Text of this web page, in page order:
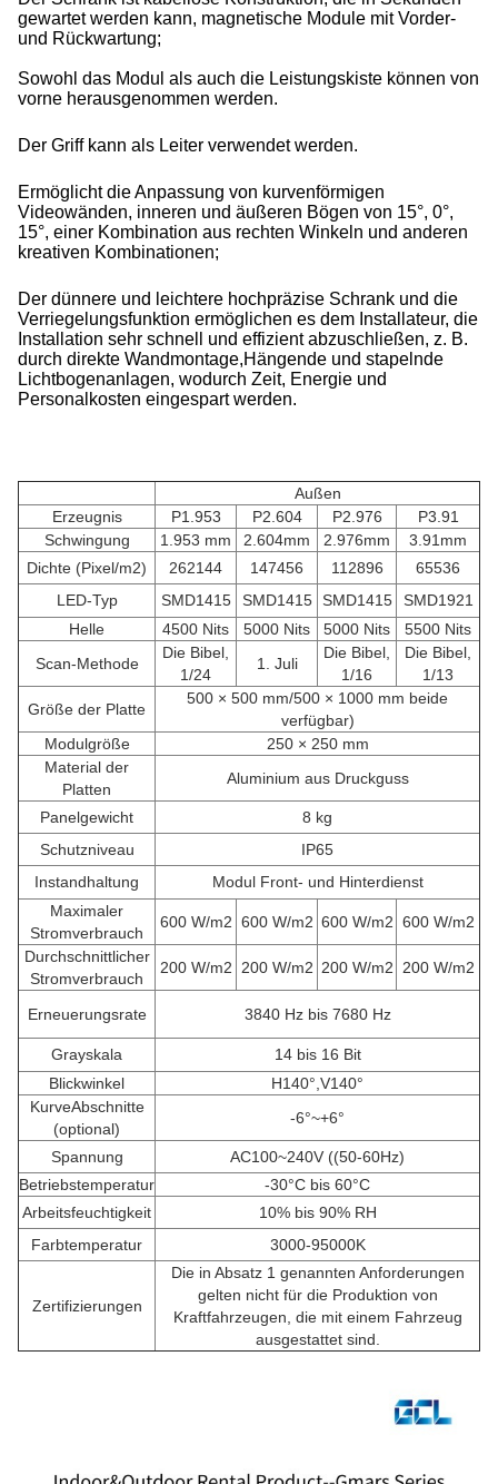
gewartet werden kann, magnetische Module mit Vorder-
und Rückwartung;
Sowohl das Modul als auch die Leistungskiste können von
vorne herausgenommen werden.
Der Griff kann als Leiter verwendet werden.
Ermöglicht die Anpassung von kurvenförmigen
Videowänden, inneren und äußeren Bögen von 15°, 0°,
15°, einer Kombination aus rechten Winkeln und anderen
kreativen Kombinationen;
Der dünnere und leichtere hochpräzise Schrank und die
Verriegelungsfunktion ermöglichen es dem Installateur, die
Installation sehr schnell und effizient abzuschließen, z. B.
durch direkte Wandmontage,Hängende und stapelnde
Lichtbogenanlagen, wodurch Zeit, Energie und
Personalkosten eingespart werden.
Außen
Erzeugnis
P1.953 P2.604 P2.976
P3.91
Schwingung
1.953 mm 2.604mm 2.976mm
3.91mm
Dichte (Pixel/m2)
262144 147456 112896
65536
LED-Typ
SMD1415 SMD1415 SMD1415
SMD1921
Helle
4500 Nits 5000 Nits 5000 Nits
5500 Nits
Scan-Methode
Die Bibel,
1/24
1. Juli
Die Bibel,
1/16
Die Bibel,
1/13
Größe der Platte
500 × 500 mm/500 × 1000 mm beide
verfügbar)
Modulgröße
250 × 250 mm
Material der
Platten
Aluminium aus Druckguss
Panelgewicht
8 kg
Schutzniveau
IP65
Instandhaltung
Modul Front- und Hinterdienst
Maximaler
Stromverbrauch
600 W/m2 600 W/m2 600 W/m2 600 W/m2
Durchschnittlicher
Stromverbrauch
200 W/m2 200 W/m2 200 W/m2 200 W/m2
Erneuerungsrate 3840 Hz bis 7680 Hz
Grayskala
14 bis 16 Bit
Blickwinkel
H140°,V140°
KurveAbschnitte
(optional)
-6°~+6°
Spannung
AC100~240V ((50-60Hz)
Betriebstemperatur
-30°C bis 60°C
Arbeitsfeuchtigkeit
10% bis 90% RH
Farbtemperatur
3000-95000K
Zertifizierungen
Die in Absatz 1 genannten Anforderungen
gelten nicht für die Produktion von
Kraftfahrzeugen, die mit einem Fahrzeug
ausgestattet sind.